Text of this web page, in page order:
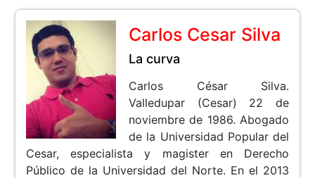
Carlos Cesar Silva
La curva
Carlos César Silva.
Valledupar (Cesar) 22 de
noviembre de 1986. Abogado
de la Universidad Popular del
Cesar, especialista y magister en Derecho
Público de la Universidad del Norte. En el 2013